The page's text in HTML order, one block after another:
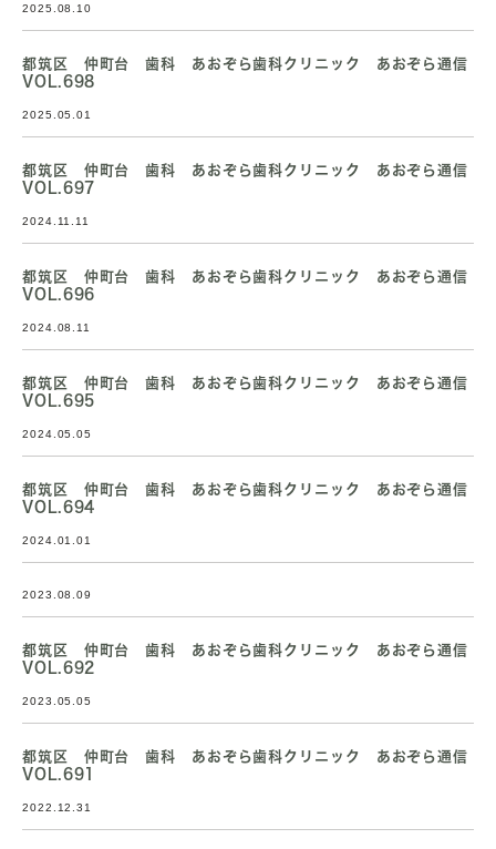
2025.08.10
都筑区 仲町台 歯科 あおぞら歯科クリニック あおぞら通信
VOL.698
2025.05.01
都筑区 仲町台 歯科 あおぞら歯科クリニック あおぞら通信
VOL.697
2024.11.11
都筑区 仲町台 歯科 あおぞら歯科クリニック あおぞら通信
VOL.696
2024.08.11
都筑区 仲町台 歯科 あおぞら歯科クリニック あおぞら通信
VOL.695
2024.05.05
都筑区 仲町台 歯科 あおぞら歯科クリニック あおぞら通信
VOL.694
2024.01.01
2023.08.09
都筑区 仲町台 歯科 あおぞら歯科クリニック あおぞら通信
VOL.692
2023.05.05
都筑区 仲町台 歯科 あおぞら歯科クリニック あおぞら通信
VOL.691
2022.12.31